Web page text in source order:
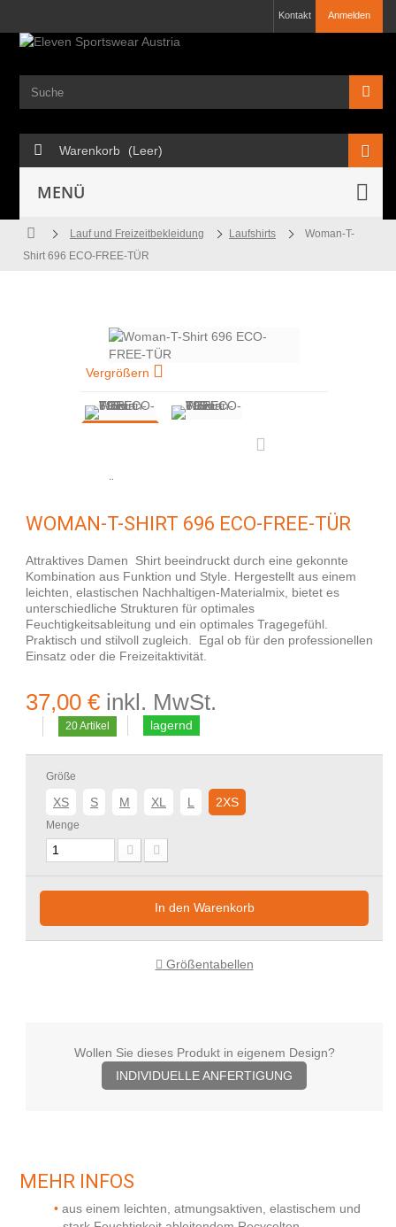
Anmelden
Kontakt
Warenkorb (Leer)
MENÜ
Lauf und Freizeitbekleidung Laufshirts
Woman-T-
Shirt 696 ECO-FREE-TÜR
Vergrößern
WOMAN-T-SHIRT 696 ECO-FREE-TÜR
Attraktives Damen Shirt beeindruckt durch eine gekonnte
Kombination aus Funktion und Style. Hergestellt aus einem
leichten, elastischen Nachhaltigen-Materialmix, bietet es
unterschiedliche Strukturen für optimales
Feuchtigkeitsableitung und ein optimales Tragegefühl.
Praktisch und stilvoll zugleich. Egal ob für den professionellen
Einsatz oder die Freizeitaktivität.
37,00 € inkl. MwSt.
20Artikel lagernd
Größe
XS S M XL L 2XS
Menge
In den Warenkorb
Größentabellen
Wollen Sie dieses Produkt in eigenem Design?
INDIVIDUELLE ANFERTIGUNG
MEHR INFOS
aus einem leichten, atmungsaktiven, elastischem und